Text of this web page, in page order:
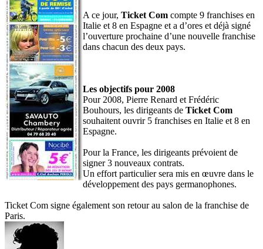
A ce jour, Ticket Com compte 9 franchises en
Italie et 8 en Espagne et a d’ores et déjà signé
l’ouverture prochaine d’une nouvelle franchise
dans chacun des deux pays.
Les objectifs pour 2008
Pour 2008, Pierre Renard et Frédéric
Bouhours, les dirigeants de Ticket Com
souhaitent ouvrir 5 franchises en Italie et 8 en
Espagne.
Pour la France, les dirigeants prévoient de
signer 3 nouveaux contrats.
Un effort particulier sera mis en œuvre dans le
développement des pays germanophones.
Ticket Com signe également son retour au salon de la franchise de
Paris.